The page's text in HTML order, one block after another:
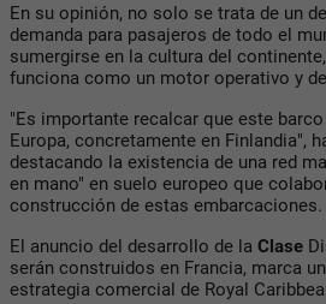
En su opinión, no solo se trata de un
demanda para pasajeros de todo el
sumergirse en la cultura del
funciona como un motor operativo y
"Es importante recalcar que este
Europa, concretamente en Finlandia",
destacando la existencia de una red
en mano" en suelo europeo que
construcción de estas embarcaciones.
El anuncio del desarrollo de la Clase
serán construidos en Francia, marca
estrategia comercial de Royal